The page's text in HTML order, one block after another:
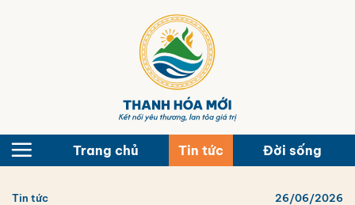
Trang chủ Tin tức Đời sống
Tin tức 26/06/2026